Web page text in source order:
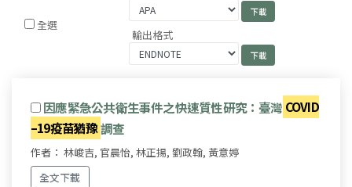
全選
輸出格式
因應緊急公共衛生事件之快速質性研究：臺灣 COVID
–19疫苗猶豫調查
作者： 林峻吉, 官晨怡, 林正揚, 劉政翰, 黃意婷
全文下載